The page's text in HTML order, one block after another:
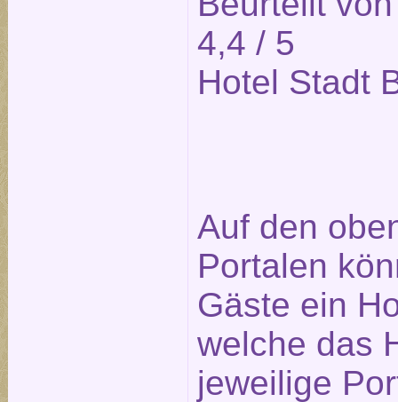
4,4 / 5
Hotel Stadt
Auf den
Portalen
Gäste ein
welche das
jeweilige